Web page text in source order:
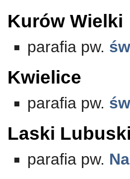
Kurów Wielki
parafia pw.
Kwielice
parafia pw.
Laski
parafia pw.